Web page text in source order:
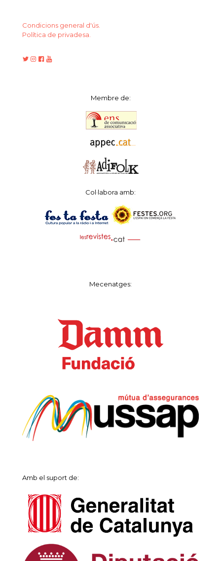
Condicions general d'ús.
Política de privadesa.
Membre de:
Col·labora amb:
Mecenatges:
Amb el suport de: